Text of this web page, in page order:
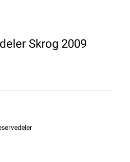
Skrog 2009